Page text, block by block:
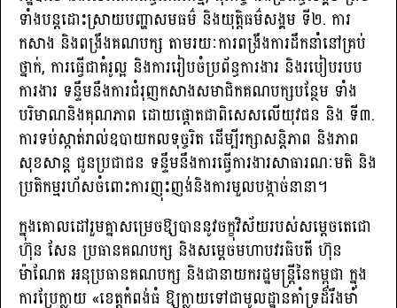
ទាំងបន្តដោះស្រាយបញ្ហាសមធម៌ និងយុត្តិធម៌សង្គម ទី២. ការ
កសាង និងពង្រឹងគណបក្ស តាមរយៈការពង្រឹងការដឹកនាំនៅគ្រប់
ថ្នាក់, ការធ្វើជាគំរូល្អ និងការរៀបចំប្រព័ន្ធការងារ និងរបៀបរបប
ការងារ ទន្ទឹមនឹងការជំរុញកសាងសមាជិកគណបក្សបន្ថែម ទាំង
បរិមាណនិងគុណភាព ដោយផ្តោតជាពិសេសលើយុវជន និង ទី៣.
ការទប់ស្កាត់រាល់ឧបាយកលទុច្ចរិត ដើម្បីរក្សាសន្តិភាព និងភាព
សុខសាន្ត ជូនប្រជាជន ទន្ទឹមនឹងការធ្វើការងារសាធារណៈមតិ និង
ប្រតិកម្មរហ័សចំពោះការញុះញង់និងការមួលបង្កាច់នានា។
ក្នុងគោលដៅរួមគ្នាសម្រេចឱ្យបាននូវចក្ខុវិស័យរបស់សម្តេចតេជោ
ហ៊ុន សែន ប្រធានគណបក្ស និងសម្តេចមហាបវរធិបតី ហ៊ុន
ម៉ាណែត អនុប្រធានគណបក្ស និងជានាយករដ្ឋមន្ត្រីនៃកម្ពុជា ក្នុង
ការប្រែក្លាយ «ខេត្តកំពង់ធំ ឱ្យក្លាយទៅជាមូលដ្ឋានគាំទ្រដ៏រឹងមាំ